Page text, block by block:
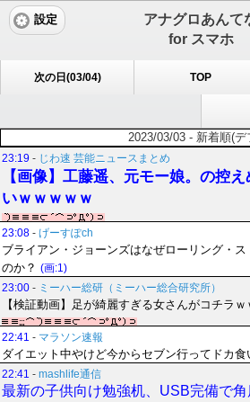
アナグロあんて
for スマホ
設定
次の日(03/04) TOP
2023/03/03 - 新着順(デ
23:19 - じわ速 芸能ニュースまとめ
【画像】工藤遥、元モー娘。の控
いｗｗｗｗｗ
23:08 - げーすぽch
ブライアン・ジョーンズはなぜローリング・
のか？ (画:1)
23:00 - ミーハー総研（ミーハー総合研究所）
【検証動画】足が綺麗すぎる女さんがコチラｗ
22:41 - マラソン速報
ダイエット中やけど今からセブン行ってドカ食
22:41 - mashlife通信
最新の子供向け勉強机、USB完備で